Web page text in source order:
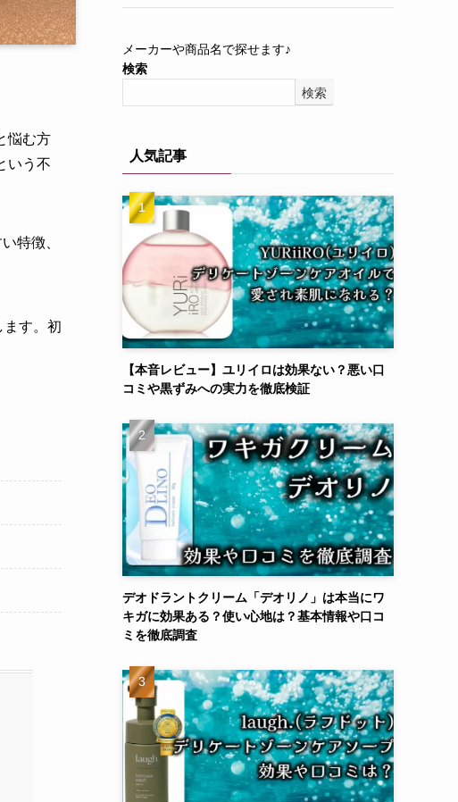
悩む方
いう不
特徴、
ます。初
メーカーや商品名で探せます♪
検索
検索
人気記事
【本音レビュー】ユリイロは効果ない？悪い口
コミや黒ずみへの実力を徹底検証
デオドラントクリーム「デオリノ」は本当にワ
キガに効果ある？使い心地は？基本情報や口コ
ミを徹底調査